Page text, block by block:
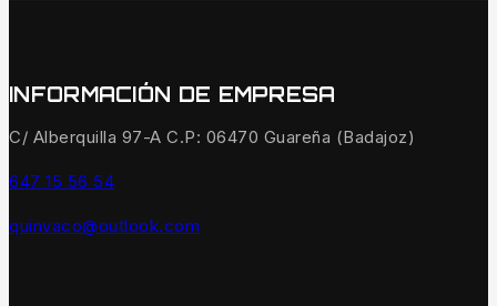
INFORMACIÓN DE EMPRESA
C/ Alberquilla 97-A C.P: 06470 Guareña (Badajoz)
647 15 56 54
quinvaco@outlook.com